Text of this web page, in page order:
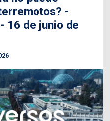
-
16 de junio de